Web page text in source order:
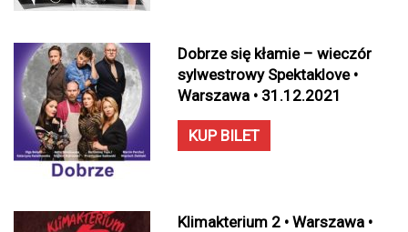
Dobrze się kłamie – wieczór
sylwestrowy Spektaklove •
Warszawa • 31.12.2021
KUP BILET
Klimakterium 2 • Warszawa •